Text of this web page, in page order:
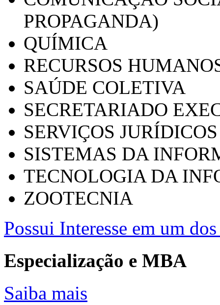
PROPAGANDA)
QUÍMICA
RECURSOS
SAÚDE COLETIVA
SECRETARIADO
SERVIÇOS
SISTEMAS DA
TECNOLOGIA DA
ZOOTECNIA
Possui Interesse em um
Especialização e MBA
Saiba mais